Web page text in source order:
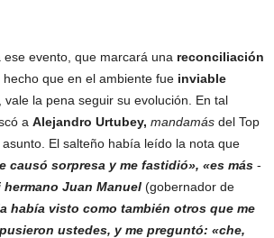
evento, que marcará una reconciliación
, hecho que en el ambiente fue inviable
la pena seguir su evolución. En tal
a Alejandro Urtubey, mandamás del Top
El salteño había leído la nota que
causó sorpresa y me fastidió», «es más -
hermano Juan Manuel (gobernador de
había visto como también otros que me
ustedes, y me preguntó: «che,